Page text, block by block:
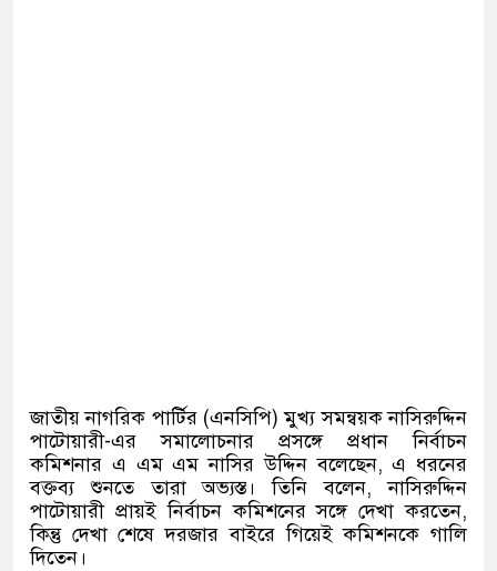
জাতীয় নাগরিক পার্টির (এনসিপি) মুখ্য সমন্বয়কনাসিরুদ্দিন
পাটোয়ারী-এর সমালোচনার প্রসঙ্গে প্রধান নির্বাচন
কমিশনার এ এম এম নাসির উদ্দিনবলেছেন, এ ধরনের
বক্তব্য শুনতে তারা অভ্যস্ত। তিনি বলেন, নাসিরুদ্দিন
পাটোয়ারী প্রায়ই নির্বাচন কমিশনের সঙ্গে দেখা করতেন,
কিন্তু দেখা শেষে দরজার বাইরে গিয়েই কমিশনকে গালি
দিতেন।